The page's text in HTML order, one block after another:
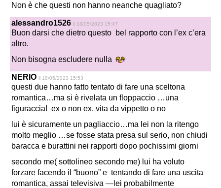
Non è che questi non hanno neanche quagliato?
alessandro1526 il 18/05/2023 15:47
Buon darsi che dietro questo bel rapporto con l’ex c’era
altro.
Non bisogna escludere nulla
NERIO il 18/05/2023 15:53
questi due hanno fatto tentato di fare una sceltona
romantica…ma si è rivelata un floppaccio …una
figuraccia! ex o non ex, vita da vippetto o no
lui è sicuramente un pagliaccio…ma lei non la ritengo
molto meglio …se fosse stata presa sul serio, non chiudi
baracca e burattini nei rapporti dopo pochissimi giorni
secondo me( sottolineo secondo me) lui ha voluto
forzare facendo il “buono” e tentando di fare una uscita
romantica, assai televisiva —lei probabilmente